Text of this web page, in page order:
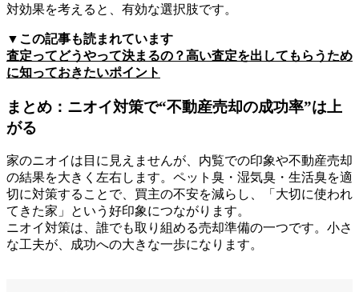
対効果を考えると、有効な選択肢です。
▼この記事も読まれています
査定ってどうやって決まるの？高い査定を出してもらうため
に知っておきたいポイント
まとめ： ニオイ対策で“不動産売却の成功率”は上
がる
家のニオイは目に見えませんが、内覧での印象や不動産売却
の結果を大きく左右します。ペット臭・湿気臭・生活臭を適
切に対策することで、買主の不安を減らし、「大切に使われ
てきた家」という好印象につながります。
ニオイ対策は、誰でも取り組める売却準備の一つです。小さ
な工夫が、成功への大きな一歩になります。